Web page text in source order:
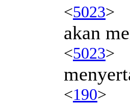
<5023>
akan
<5023>
<190>